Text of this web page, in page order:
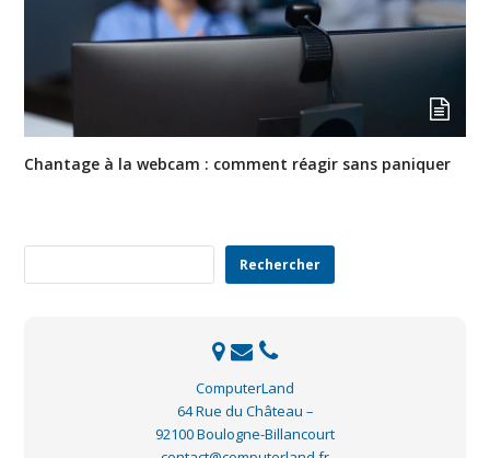
Chantage à la webcam : comment réagir sans paniquer
Rechercher
ComputerLand
64 Rue du Château –
92100 Boulogne-Billancourt